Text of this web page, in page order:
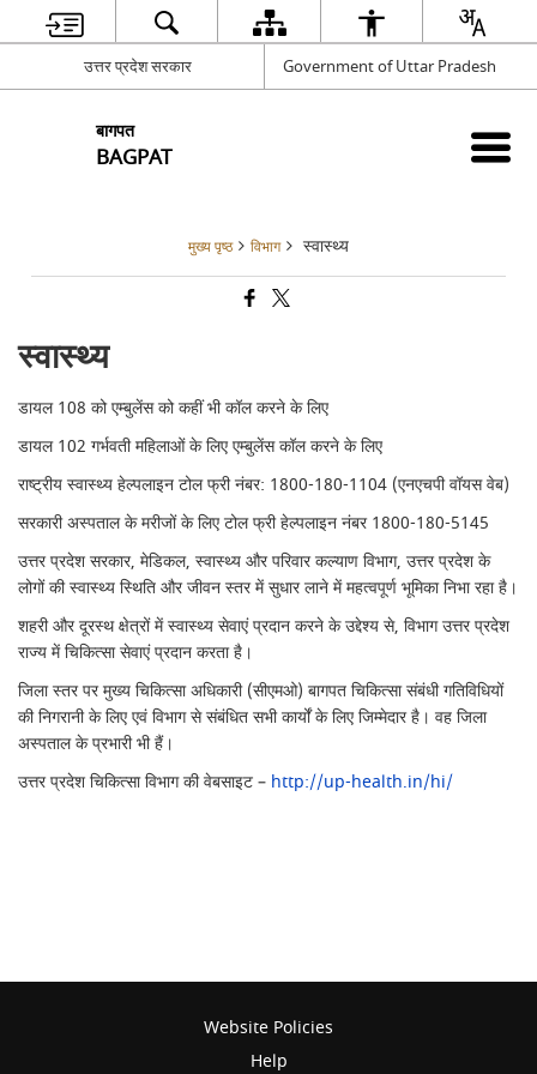
उत्तर प्रदेश सरकार Government of Uttar Pradesh
बागपत
BAGPAT
मुख्य पृष्ठ विभाग स्वास्थ्य
स्वास्थ्य
डायल 108 को एम्बुलेंस को कहीं भी कॉल करने के लिए
डायल 102 गर्भवती महिलाओं के लिए एम्बुलेंस कॉल करने के लिए
राष्ट्रीय स्वास्थ्य हेल्पलाइन टोल फ्री नंबर: 1800-180-1104 (एनएचपी वॉयस वेब)
सरकारी अस्पताल के मरीजों के लिए टोल फ्री हेल्पलाइन नंबर 1800-180-5145
उत्तर प्रदेश सरकार, मेडिकल, स्वास्थ्य और परिवार कल्याण विभाग, उत्तर प्रदेश के
लोगों की स्वास्थ्य स्थिति और जीवन स्तर में सुधार लाने में महत्वपूर्ण भूमिका निभा रहा है।
शहरी और दूरस्थ क्षेत्रों में स्वास्थ्य सेवाएं प्रदान करने के उद्देश्य से, विभाग उत्तर प्रदेश
राज्य में चिकित्सा सेवाएं प्रदान करता है।
जिला स्तर पर मुख्य चिकित्सा अधिकारी (सीएमओ) बागपत चिकित्सा संबंधी गतिविधियों
की निगरानी के लिए एवं विभाग से संबंधित सभी कार्यों के लिए जिम्मेदार है। वह जिला
अस्पताल के प्रभारी भी हैं।
उत्तर प्रदेश चिकित्सा विभाग की वेबसाइट – http://up-health.in/hi/
Website Policies
Help